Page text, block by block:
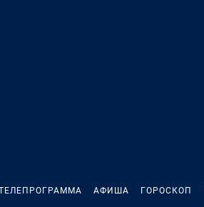
АФИША ГОРОСКОП